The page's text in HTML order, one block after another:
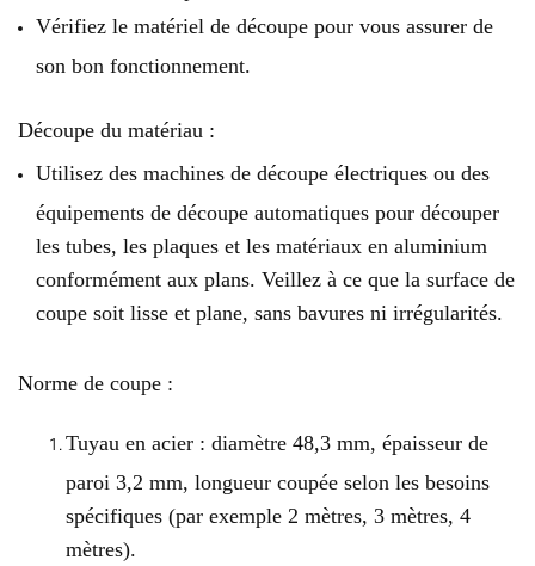
Vérifiez le matériel de découpe pour vous assurer de
son bon fonctionnement.
Découpe du matériau :
Utilisez des machines de découpe électriques ou des
équipements de découpe automatiques pour découper
les tubes, les plaques et les matériaux en aluminium
conformément aux plans. Veillez à ce que la surface de
coupe soit lisse et plane, sans bavures ni irrégularités.
Norme de coupe :
Tuyau en acier : diamètre 48,3 mm, épaisseur de
paroi 3,2 mm, longueur coupée selon les besoins
spécifiques (par exemple 2 mètres, 3 mètres, 4
mètres).